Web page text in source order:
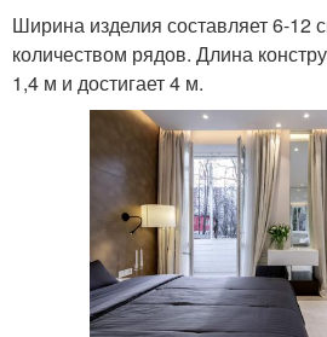
Ширина изделия составляет 6-12
количеством рядов. Длина
1,4 м и достигает 4 м.